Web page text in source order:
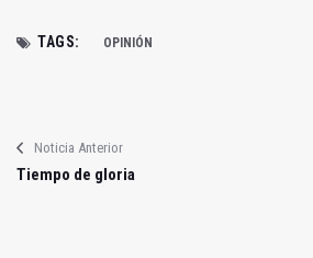
TAGS: OPINIÓN
Noticia Anterior
Tiempo de gloria